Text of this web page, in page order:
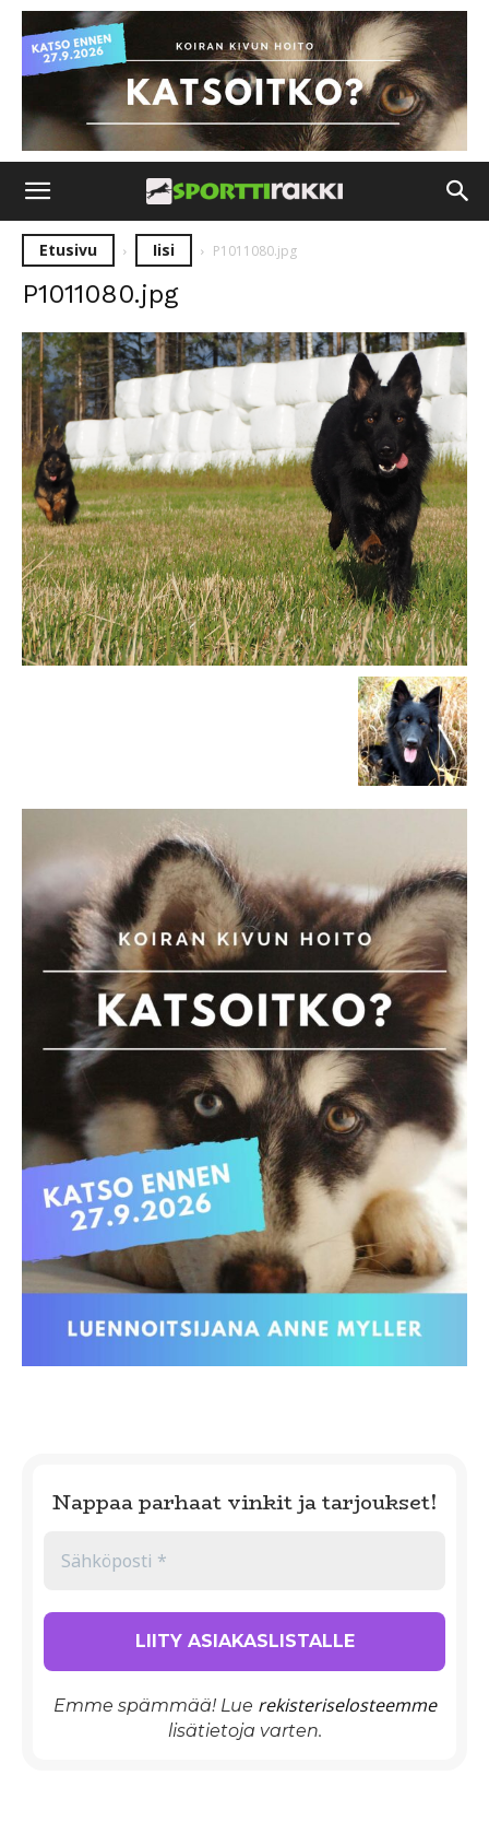
Etusivu Iisi P1011080.jpg
P1011080.jpg
Nappaa parhaat vinkit ja tarjoukset!
Emme spämmää! Lue rekisteriselosteemme
lisätietoja varten.